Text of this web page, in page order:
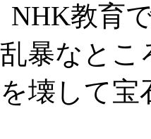
NHK教育
乱暴なとこ
を壊して宝